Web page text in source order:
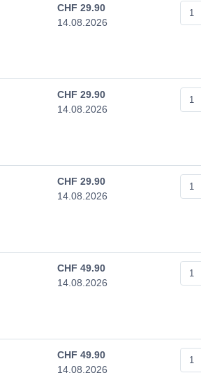
CHF 29.90
14.08.2026
CHF 29.90
14.08.2026
CHF 29.90
14.08.2026
CHF 49.90
14.08.2026
CHF 49.90
14.08.2026